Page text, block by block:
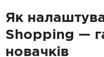
Як
Shopping —
новачків